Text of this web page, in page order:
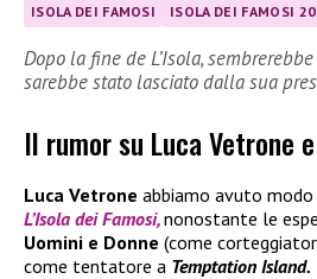
ISOLA DEI FAMOSI ISOLA DEI FAMOSI
Dopo la fine de L’Isola,
sarebbe stato lasciato dalla sua
Il rumor su Luca Vetrone
Luca Vetrone abbiamo avuto
L’Isola dei Famosi,nonostante le
Uomini e Donne (come
come tentatore a Temptation Island.